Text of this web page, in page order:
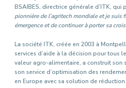
BSAIBES, directrice générale d’ITK, qui
pionnière de l’agritech mondiale et je suis
émergence et de continuer à porter sa
La société ITK, créée en 2003 à
services d’aide à la décision pour tous
valeur agro-alimentaire, a construit son
son service d’optimisation des
en Europe avec sa solution de